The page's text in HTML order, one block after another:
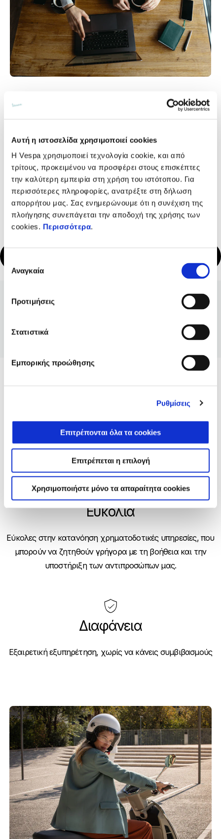
Αυτή η ιστοσελίδα χρησιμοποιεί cookies
Η Vespa χρησιμοποιεί τεχνολογία cookie, και από
τρίτους, προκειμένου να προσφέρει στους επισκέπτες
την καλύτερη εμπειρία στη χρήση του ιστότοπου. Για
περισσότερες πληροφορίες, ανατρέξτε στη δήλωση
απορρήτου μας. Σας ενημερώνουμε ότι η συνέχιση της
πλοήγησης συνεπάγεται την αποδοχή της χρήσης των
cookies. Περισσότερα.
συγκατάθεσης
Αναγκαία
Προτιμήσεις
Στατιστικά
Εμπορικής προώθησης
Ρυθμίσεις
Επιτρέπονται όλα τα cookies
Επιτρέπεται η επιλογή
Χρησιμοποιήστε μόνο τα απαραίτητα cookies
Για να έχεις τον πλήρη έλεγχο
της προκαταβολής, τη διάρκεια (έως 72 μήνες) και το
ποσό της δόσης, το οποίο θα είναι σταθερό για όλη την
περίοδο όπως και το επιτόκιο. Αυτά είναι τα
πλεονεκτήματα του DreamRide* Classic.
Προσιτές, ευέλικτες λύσεις χρηματοδότησης
σχεδιασμένες μόνο για εσένα
Ευκολία
Εύκολες στην κατανόηση χρηματοδοτικές υπηρεσίες, που
μπορούν να ζητηθούν γρήγορα με τη βοήθεια και την
υποστήριξη των αντιπροσώπων μας.
Διαφάνεια
Εξαιρετική εξυπηρέτηση, χωρίς να κάνεις συμβιβασμούς